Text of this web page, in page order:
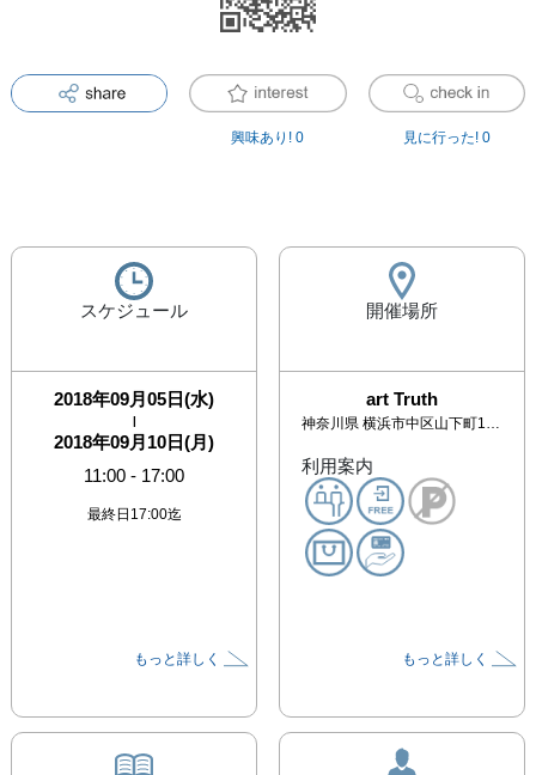
興味あり! 0 見に行った! 0
スケジュール
2018年09月05日(水)
|
2018年09月10日(月)
11:00 - 17:00
最終日17:00迄
もっと詳しく
開催場所
art Truth
神奈川県 横浜市中区山下町112-5 日絹パークビル１F
利用案内
もっと詳しく